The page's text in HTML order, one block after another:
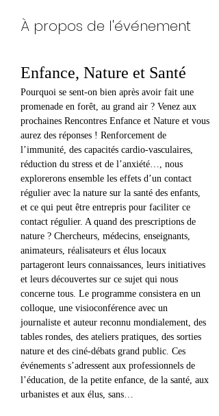
À propos de l'événement
Enfance, Nature et Santé
Pourquoi se sent-on bien après avoir fait une
promenade en forêt, au grand air ? Venez aux
prochaines Rencontres Enfance et Nature et vous
aurez des réponses ! Renforcement de
l’immunité, des capacités cardio-vasculaires,
réduction du stress et de l’anxiété…, nous
explorerons ensemble les effets d’un contact
régulier avec la nature sur la santé des enfants,
et ce qui peut être entrepris pour faciliter ce
contact régulier. A quand des prescriptions de
nature ? Chercheurs, médecins, enseignants,
animateurs, réalisateurs et élus locaux
partageront leurs connaissances, leurs initiatives
et leurs découvertes sur ce sujet qui nous
concerne tous. Le programme consistera en un
colloque, une visioconférence avec un
journaliste et auteur reconnu mondialement, des
tables rondes, des ateliers pratiques, des sorties
nature et des ciné-débats grand public. Ces
événements s’adressent aux professionnels de
l’éducation, de la petite enfance, de la santé, aux
urbanistes et aux élus, sans…